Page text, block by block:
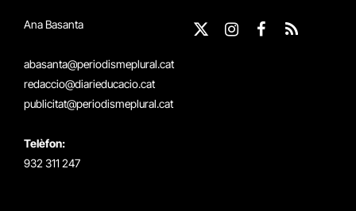
Ana Basanta
abasanta@periodismeplural.cat
redaccio@diarieducacio.cat
publicitat@periodismeplural.cat
Telèfon:
932 311 247
X
Instagram
Facebook
RSS